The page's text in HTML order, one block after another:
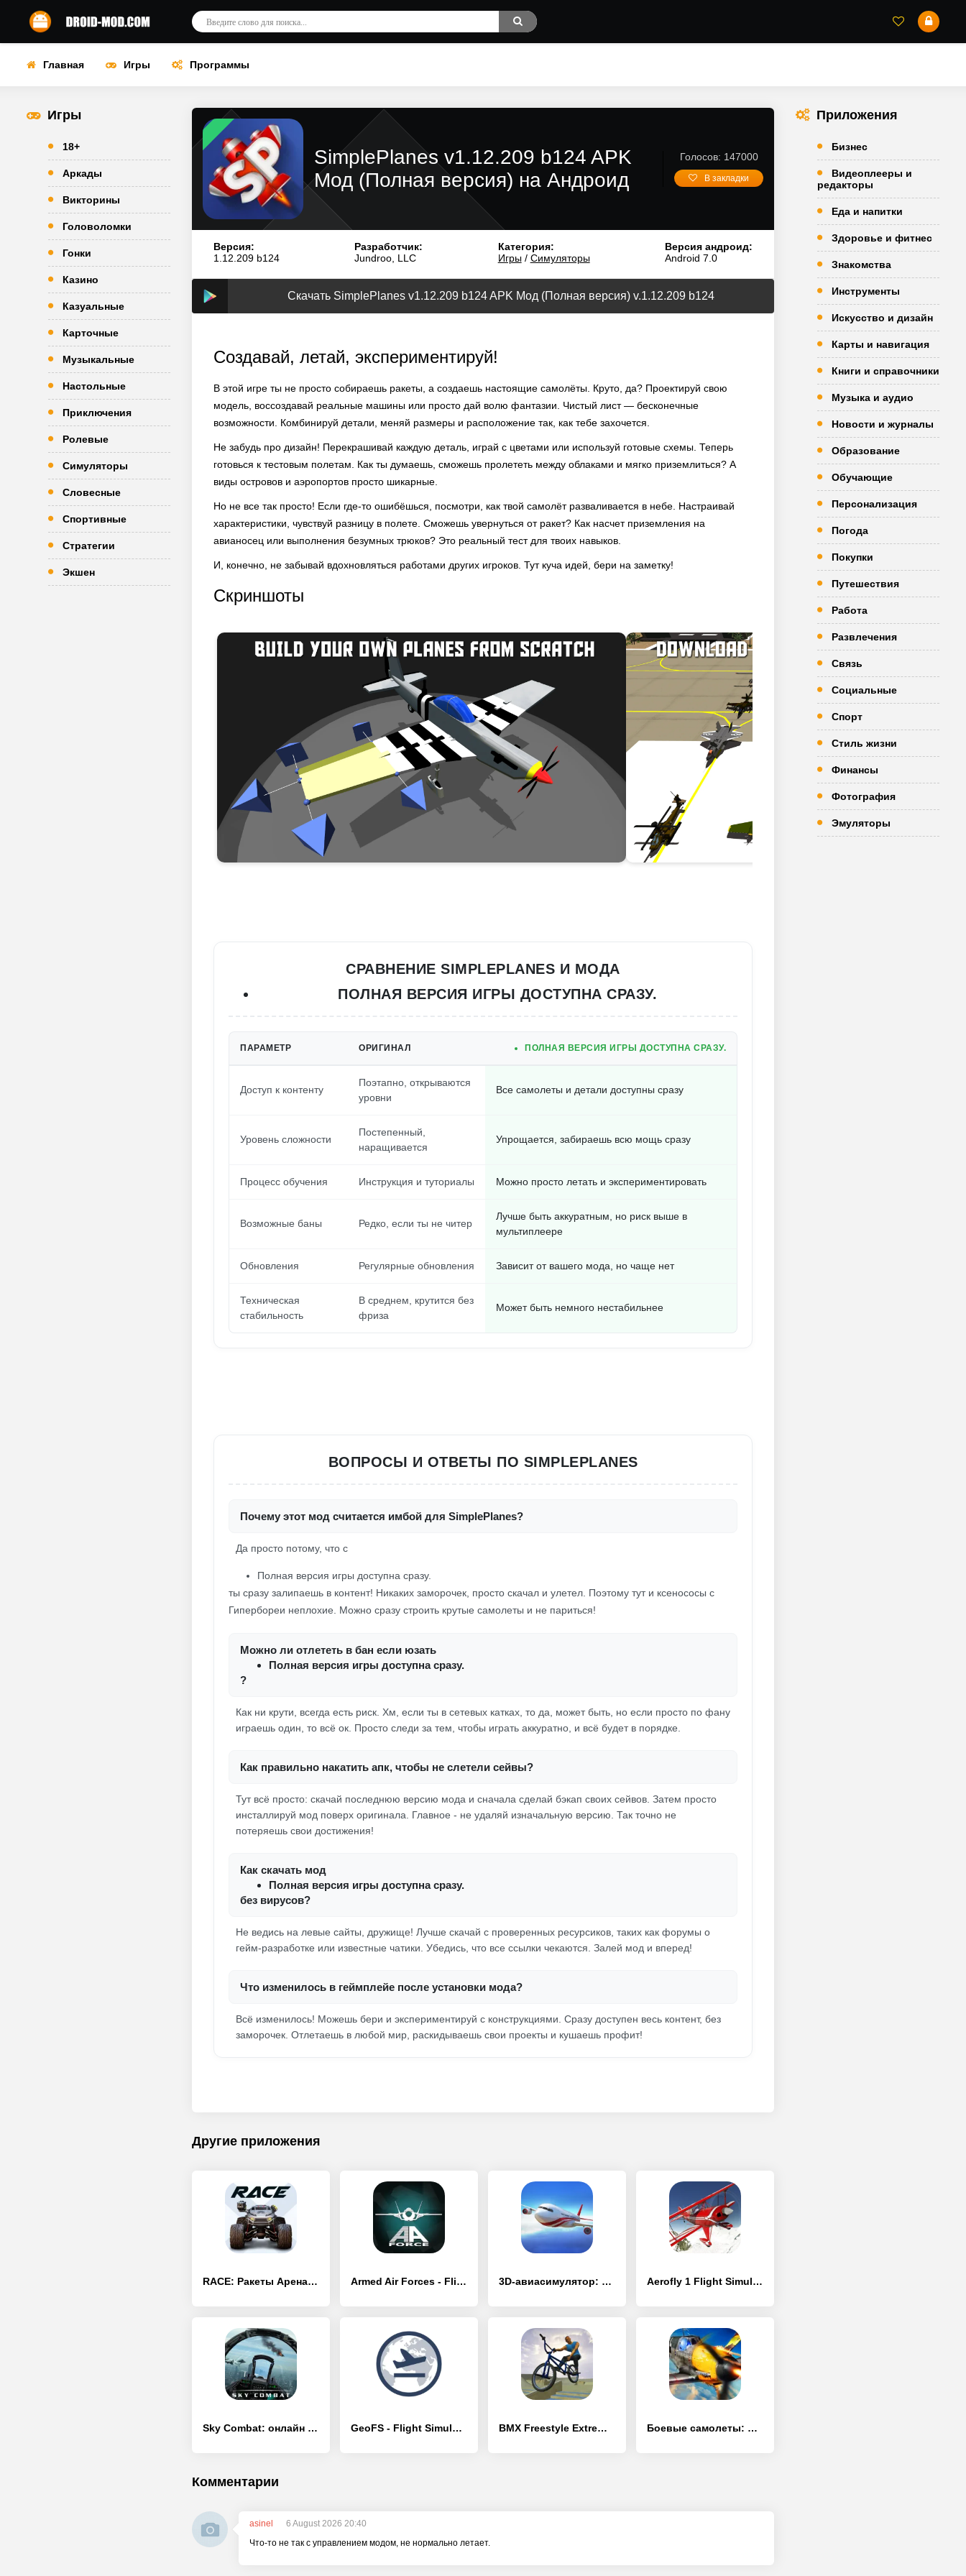
Главная Игры Программы
Игры
18+
Аркады
Викторины
Головоломки
Гонки
Казино
Казуальные
Карточные
Музыкальные
Настольные
Приключения
Ролевые
Симуляторы
Словесные
Спортивные
Стратегии
Экшен
SimplePlanes v1.12.209 b124 APK
Мод (Полная версия) на Андроид
Голосов: 147000
В закладки
Версия:
1.12.209 b124
Разработчик:
Jundroo, LLC
Категория:
Игры/ Симуляторы
Версия андроид:
Android 7.0
Скачать SimplePlanes v1.12.209 b124 APK Мод (Полная версия) v.1.12.209 b124
Создавай, летай, экспериментируй!
В этой игре ты не просто собираешь ракеты, а создаешь настоящие самолёты. Круто, да? Проектируй свою
модель, воссоздавай реальные машины или просто дай волю фантазии. Чистый лист — бесконечные
возможности. Комбинируй детали, меняй размеры и расположение так, как тебе захочется.
Не забудь про дизайн! Перекрашивай каждую деталь, играй с цветами или используй готовые схемы. Теперь
готовься к тестовым полетам. Как ты думаешь, сможешь пролететь между облаками и мягко приземлиться? А
виды островов и аэропортов просто шикарные.
Но не все так просто! Если где-то ошибёшься, посмотри, как твой самолёт разваливается в небе. Настраивай
характеристики, чувствуй разницу в полете. Сможешь увернуться от ракет? Как насчет приземления на
авианосец или выполнения безумных трюков? Это реальный тест для твоих навыков.
И, конечно, не забывай вдохновляться работами других игроков. Тут куча идей, бери на заметку!
Скриншоты
СРАВНЕНИЕ SIMPLEPLANES И МОДА
ПОЛНАЯ ВЕРСИЯ ИГРЫ ДОСТУПНА СРАЗУ.
ПАРАМЕТР ОРИГИНАЛ ПОЛНАЯ ВЕРСИЯ ИГРЫ ДОСТУПНА СРАЗУ.
Доступ к контенту
Поэтапно, открываются
уровни
Все самолеты и детали доступны сразу
Уровень сложности
Постепенный,
наращивается
Упрощается, забираешь всю мощь сразу
Процесс обучения Инструкция и туториалы Можно просто летать и экспериментировать
Возможные баны Редко, если ты не читер
Лучше быть аккуратным, но риск выше в
мультиплеере
Обновления Регулярные обновления Зависит от вашего мода, но чаще нет
Техническая
стабильность
В среднем, крутится без
фриза
Может быть немного нестабильнее
ВОПРОСЫ И ОТВЕТЫ ПО SIMPLEPLANES
Почему этот мод считается имбой для SimplePlanes?
Да просто потому, что с
Полная версия игры доступна сразу.
ты сразу залипаешь в контент! Никаких заморочек, просто скачал и улетел. Поэтому тут и ксенососы с
Гипербореи неплохие. Можно сразу строить крутые самолеты и не париться!
Можно ли отлететь в бан если юзать
Полная версия игры доступна сразу.
?
Как ни крути, всегда есть риск. Хм, если ты в сетевых катках, то да, может быть, но если просто по фану
играешь один, то всё ок. Просто следи за тем, чтобы играть аккуратно, и всё будет в порядке.
Как правильно накатить апк, чтобы не слетели сейвы?
Тут всё просто: скачай последнюю версию мода и сначала сделай бэкап своих сейвов. Затем просто
инсталлируй мод поверх оригинала. Главное - не удаляй изначальную версию. Так точно не
потеряешь свои достижения!
Как скачать мод
Полная версия игры доступна сразу.
без вирусов?
Не ведись на левые сайты, дружище! Лучше скачай с проверенных ресурсиков, таких как форумы о
гейм-разработке или известные чатики. Убедись, что все ссылки чекаются. Залей мод и вперед!
Что изменилось в геймплейе после установки мода?
Всё изменилось! Можешь бери и экспериментируй с конструкциями. Сразу доступен весь контент, без
заморочек. Отлетаешь в любой мир, раскидываешь свои проекты и кушаешь профит!
Другие приложения
RACE: Ракеты Арена Машины Экшн Armed Air Forces - Flight Sim 3D-авиасимулятор: самолет Aerofly 1 Flight Simulator
Sky Combat: онлайн ПВП бои на самолётах 5х5 GeoFS - Flight Simulator BMX Freestyle Extreme 3D Боевые самолеты: WWII конфликт
Комментарии
asinel
6 August 2026 20:40
Что-то не так с управлением модом, не нормально летает.
Приложения
Бизнес
Видеоплееры и
редакторы
Еда и напитки
Здоровье и фитнес
Знакомства
Инструменты
Искусство и дизайн
Карты и навигация
Книги и справочники
Музыка и аудио
Новости и журналы
Образование
Обучающие
Персонализация
Погода
Покупки
Путешествия
Работа
Развлечения
Связь
Социальные
Спорт
Стиль жизни
Финансы
Фотография
Эмуляторы